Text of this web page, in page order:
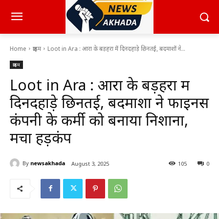
Home क्राइम Loot in Ara : आरा के बड़हरा में दिनदहाड़े छिनतई, बदमाशों ने...
क्राइम
Loot in Ara : आरा के बड़हरा में
दिनदहाड़े छिनतई, बदमाशों ने फाइनेंस
कंपनी के कर्मी को बनाया निशाना,
मचा हड़कंप
By newsakhada August 3, 2025 0
105